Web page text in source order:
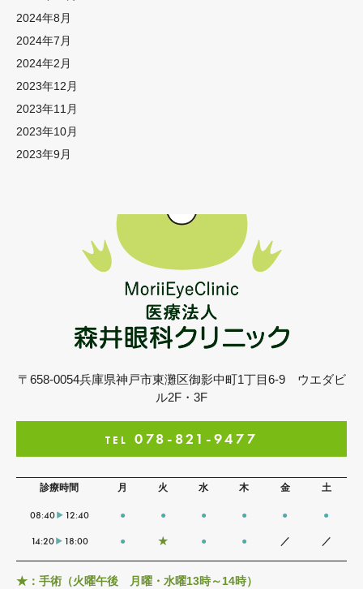
2024年8月
2024年7月
2024年2月
2023年12月
2023年11月
2023年10月
2023年9月
〒658-0054兵庫県神戸市東灘区御影中町1丁目6-9
ウエダビ
ル2F・3F
TEL 078-821-9477
診療時間 月 火 水 木 金 土
08:40 12:40 ● ● ● ● ● ●
14:20 18:00 ● ★ ● ● ／ ／
★：手術（火曜午後 月曜・水曜13時～14時）